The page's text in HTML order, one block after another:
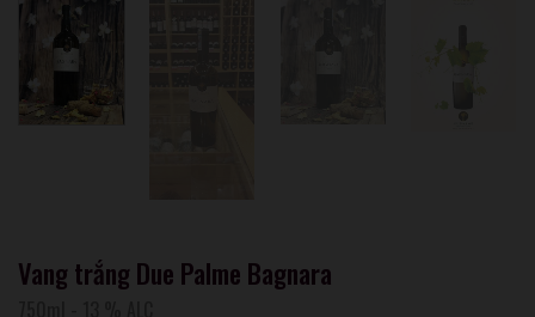
Vang trắng Due Palme Bagnara